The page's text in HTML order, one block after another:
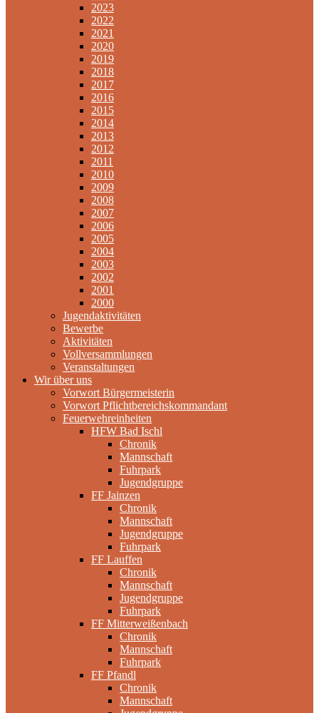
2023
2022
2021
2020
2019
2018
2017
2016
2015
2014
2013
2012
2011
2010
2009
2008
2007
2006
2005
2004
2003
2002
2001
2000
Jugendaktivitäten
Bewerbe
Aktivitäten
Vollversammlungen
Veranstaltungen
Wir über uns
Vorwort Bürgermeisterin
Vorwort Pflichtbereichskommandant
Feuerwehreinheiten
HFW Bad Ischl
Chronik
Mannschaft
Fuhrpark
Jugendgruppe
FF Jainzen
Chronik
Mannschaft
Jugendgruppe
Fuhrpark
FF Lauffen
Chronik
Mannschaft
Jugendgruppe
Fuhrpark
FF Mitterweißenbach
Chronik
Mannschaft
Fuhrpark
FF Pfandl
Chronik
Mannschaft